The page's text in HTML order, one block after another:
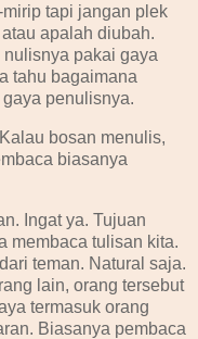
tapi jangan plek
apalah diubah.
pakai gaya
tahu bagaimana
penulisnya.
bosan menulis,
biasanya
Ingat ya. Tujuan
membaca tulisan kita.
teman. Natural saja.
lain, orang tersebut
termasuk orang
Biasanya pembaca